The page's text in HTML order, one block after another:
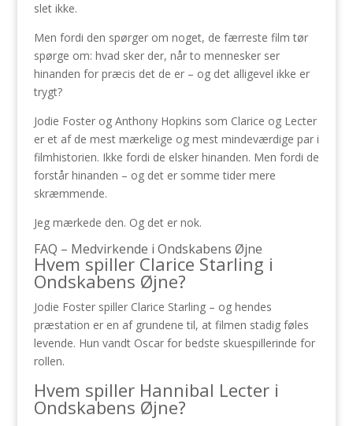
slet ikke.
Men fordi den spørger om noget, de færreste film tør
spørge om: hvad sker der, når to mennesker ser
hinanden for præcis det de er – og det alligevel ikke er
trygt?
Jodie Foster og Anthony Hopkins som Clarice og Lecter
er et af de mest mærkelige og mest mindeværdige par i
filmhistorien. Ikke fordi de elsker hinanden. Men fordi de
forstår hinanden – og det er somme tider mere
skræmmende.
Jeg mærkede den. Og det er nok.
FAQ – Medvirkende i Ondskabens Øjne
Hvem spiller Clarice Starling i
Ondskabens Øjne?
Jodie Foster spiller Clarice Starling – og hendes
præstation er en af grundene til, at filmen stadig føles
levende. Hun vandt Oscar for bedste skuespillerinde for
rollen.
Hvem spiller Hannibal Lecter i
Ondskabens Øjne?